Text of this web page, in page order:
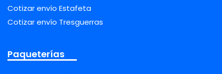
Cotizar envío Estafeta
Cotizar envío Tresguerras
Paqueterías